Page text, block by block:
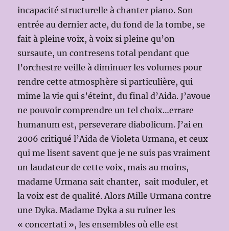
incapacité structurelle à chanter piano. Son
entrée au dernier acte, du fond de la tombe, se
fait à pleine voix, à voix si pleine qu’on
sursaute, un contresens total pendant que
l’orchestre veille à diminuer les volumes pour
rendre cette atmosphère si particulière, qui
mime la vie qui s’éteint, du final d’Aida. J’avoue
ne pouvoir comprendre un tel choix…errare
humanum est, perseverare diabolicum. J’ai en
2006 critiqué l’Aida de Violeta Urmana, et ceux
qui me lisent savent que je ne suis pas vraiment
un laudateur de cette voix, mais au moins,
madame Urmana sait chanter, sait moduler, et
la voix est de qualité. Alors Mille Urmana contre
une Dyka. Madame Dyka a su ruiner les
« concertati », les ensembles où elle est